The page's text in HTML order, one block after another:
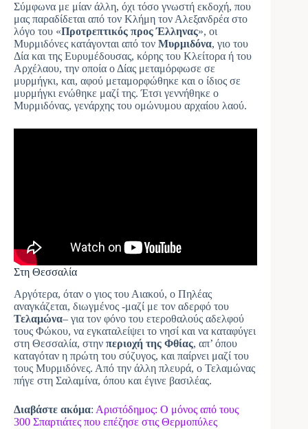
Σύμφωνα με μίαν άλλη, όχι τόσο γνωστή εκδοχή, που
μας παραδίδεται από τον Κλήμη τον Αλεξανδρέα στο
λόγο του «Προτρεπτικός προς Έλληνας», οι
Μυρμιδόνες κατάγονται από τον Μυρμιδόνα, γιο του
Δία και της Ευρυμέδουσας, κόρης του Κλείτορα ή του
Αρχέλαου, την οποία ο Δίας μεταμόρφωσε σε
μυρμήγκι, και, αφού μεταμορφώθηκε και ο ίδιος σε
μυρμήγκι ενώθηκε μαζί της. Έτσι γεννήθηκε ο
Μυρμιδόνας, γενάρχης του ομώνυμου αρχαίου λαού.
Στη Θεσσαλία
Αργότερα, όταν ο γιος του Αιακού, ο Πηλέας
αναγκάζεται, διωγμένος -μαζί με τον αδερφό του
Τελαμώνα– για τον φόνο του ετεροθαλούς αδελφού
τους Φώκου, να εγκαταλείψει το νησί και να καταφύγει
στη Θεσσαλία, στην περιοχή της Φθίας, απ’ όπου
καταγόταν η πρώτη του σύζυγος, και παίρνει μαζί του
τους Μυρμιδόνες. Από την άλλη πλευρά, ο Τελαμώνας
πήγε στη Σαλαμίνα, όπου και έγινε βασιλέας.
Διαβάστε ακόμα: Αριστόδημος: Ο μόνος από τους
300 Σπαρτιάτες που επέζησε στις Θερμοπύλες